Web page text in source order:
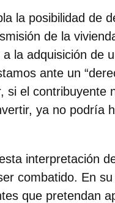
la posibilidad de
de la
la adquisición de
ante un
si el contribuyente
ya no podría
interpretación
combatido. En
que pretendan